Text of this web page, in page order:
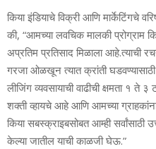
किया इंडियाचे विक्री आणि मार्केटिंगचे
की, “आमच्या लवचिक मालकी प्रोग्राम
अप्रतिम प्रतिसाद मिळाला आहे.त्याची
गरजा ओळखून त्यात क्रांती
लीजिंग व्यवसायाची वाढीची क्षमता १ ते
शक्ती व्हायचे आहे आणि आमच्या
किया सबस्क्राइबसोबत आम्ही सर्वांसाठी
केल्या जातील याची काळजी घेऊ.”